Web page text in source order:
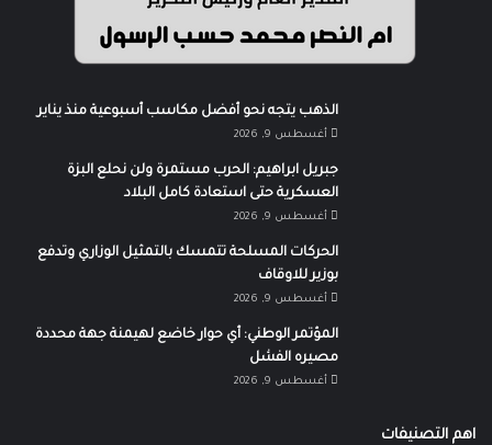
الذهب يتجه نحو أفضل مكاسب أسبوعية منذ يناير
أغسطس 9, 2026
جبريل ابراهيم: الحرب مستمرة ولن نحلع البزة
العسكرية حتى استعادة كامل البلاد
أغسطس 9, 2026
الحركات المسلحة تتمسك بالتمثيل الوزاري وتدفع
بوزير للاوقاف
أغسطس 9, 2026
المؤتمر الوطني: أي حوار خاضع لهيمنة جهة محددة
مصيره الفشل
أغسطس 9, 2026
اهم التصنيفات